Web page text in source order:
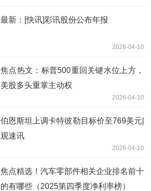
最新：[快讯]彩讯股份公布年报
2026-04-10
焦点热文：标普500重回关键水位上方，
美股多头重掌主动权
2026-04-10
伯恩斯坦上调卡特彼勒目标价至769美元|
观速讯
2026-04-10
焦点精选！汽车零部件相关企业排名前十
的有哪些（2025第四季度净利率榜）